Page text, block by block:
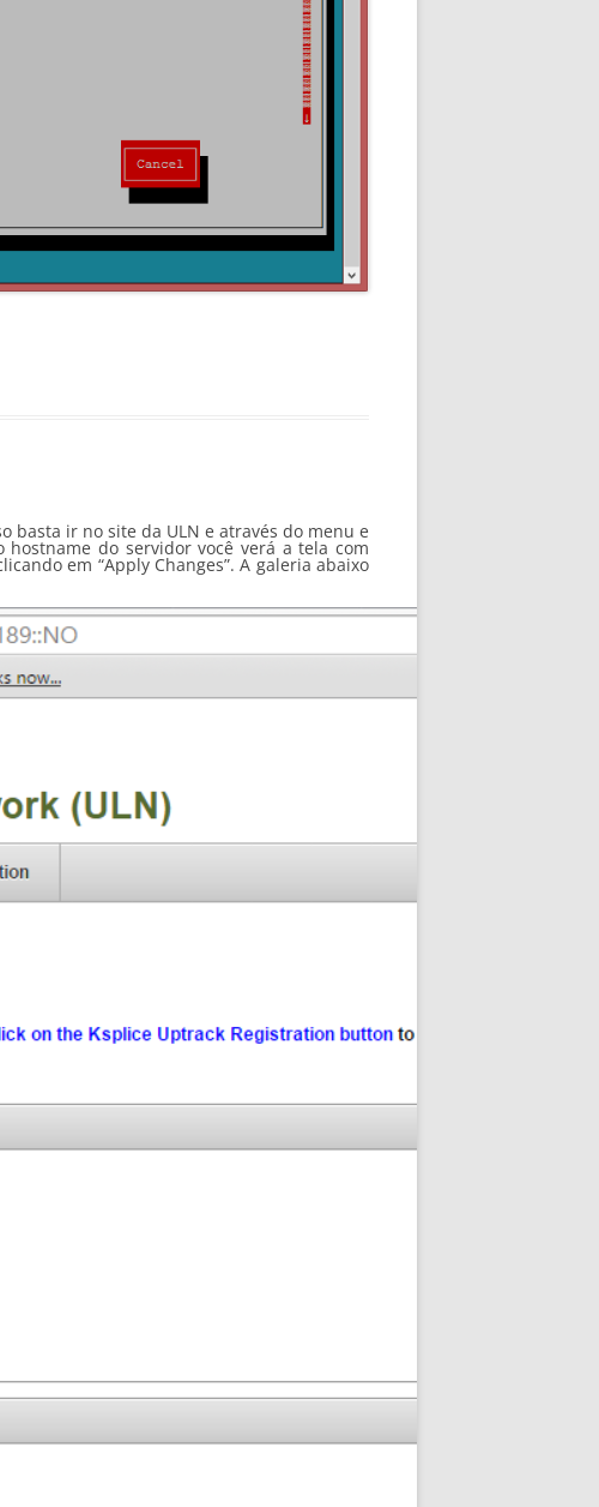
basta ir no site da ULN e através do menu e
hostname do servidor você verá a tela com
em “Apply Changes”. A galeria abaixo